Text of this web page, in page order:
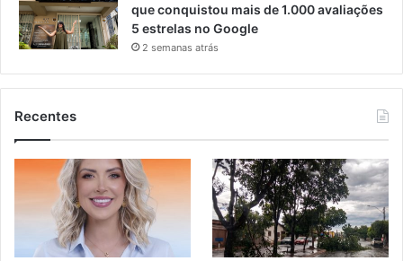
que conquistou mais de 1.000 avaliações
5 estrelas no Google
2 semanas atrás
Recentes